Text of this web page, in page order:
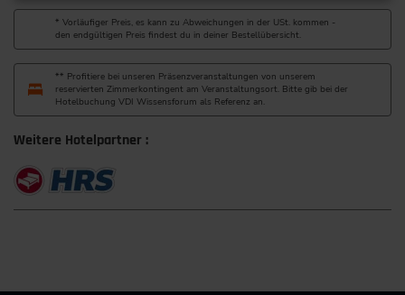
* Vorläufiger Preis, es kann zu Abweichungen in der USt. kommen -
den endgültigen Preis findest du in deiner Bestellübersicht.
** Profitiere bei unseren Präsenzveranstaltungen von unserem
reservierten Zimmerkontingent am Veranstaltungsort. Bitte gib bei der
Hotelbuchung VDI Wissensforum als Referenz an.
Weitere Hotelpartner :